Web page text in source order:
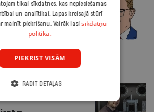
tikai sīkdatnes, kas nepieciešamas
un analītikai. Lapas kreisajā stūrī
mainīt piekrišanu. Vairāk lasisīkdatņu
politikā.
PIEKRIST VISĀM
RĀDĪT DETAĻAS